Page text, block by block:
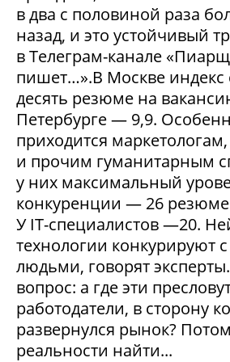
в два с половиной раза
назад, и это устойчивый
в Телеграм-канале
пишет…».В Москве индекс
десять резюме на
Петербурге — 9,9.
приходится
и прочим гуманитарным
у них максимальный
конкуренции — 26
У IT-специалистов —20.
технологии конкурируют
людьми, говорят
вопрос: а где эти
работодатели, в сторону
развернулся рынок?
реальности найти...